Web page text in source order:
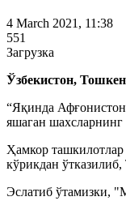
4 March 2021, 11:38
551
Загрузка
Ўзбекистон,
“Яқинда
яшаган
Ҳамкор
кўрикдан
Эслатиб ўтамизки,